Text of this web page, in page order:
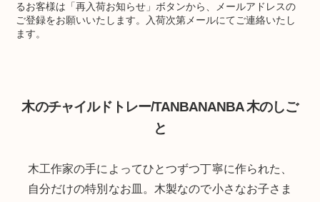
るお客様は「再入荷お知らせ」ボタンから、メールアドレスの
ご登録をお願いいたします。入荷次第メールにてご連絡いたし
ます。
木のチャイルドトレー/TANBANANBA 木のしご
と
木工作家の手によってひとつずつ丁寧に作られた、
自分だけの特別なお皿。木製なので小さなお子さま